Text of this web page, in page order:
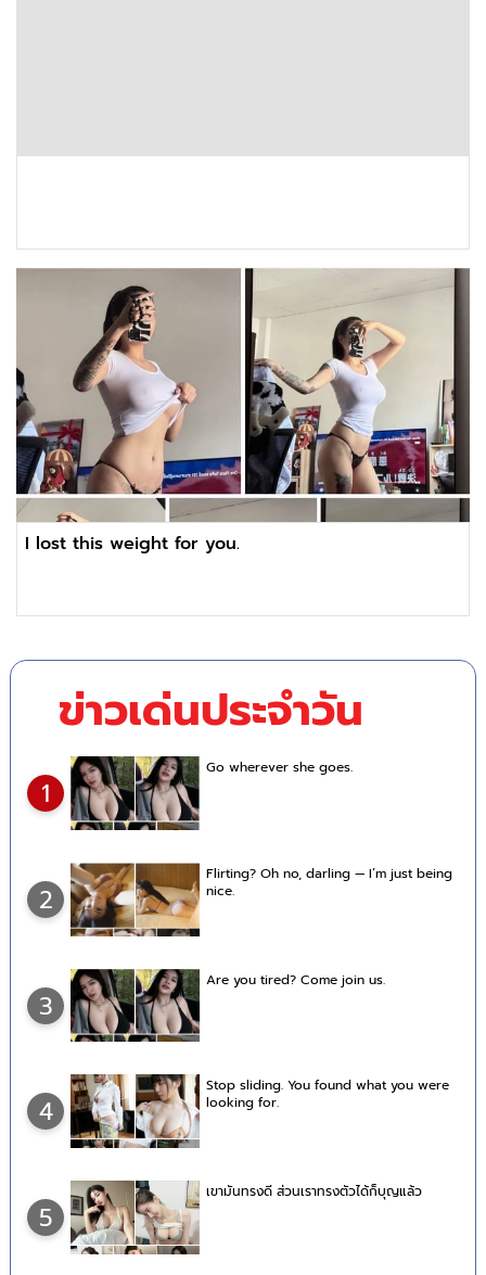
I lost this weight for you.
ข่าวเด่นประจำวัน
1
Go wherever she goes.
2
Flirting? Oh no, darling — I’m just being
nice.
3
Are you tired? Come join us.
4
Stop sliding. You found what you were
looking for.
5
เขามันทรงดี ส่วนเราทรงตัวได้ก็บุญแล้ว